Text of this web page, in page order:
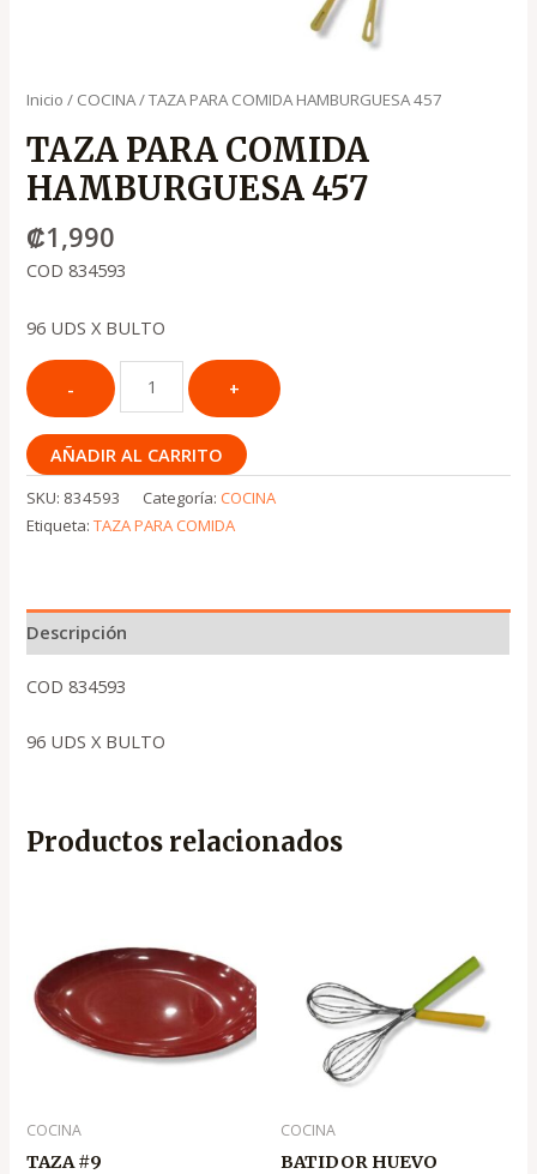
Inicio / COCINA/ TAZA PARA COMIDA HAMBURGUESA 457
TAZA PARA COMIDA
HAMBURGUESA 457
₡1,990
COD 834593
96 UDS X BULTO
AÑADIR AL CARRITO
SKU: 834593 Categoría:COCINA
Etiqueta:TAZA PARA COMIDA
Descripción
COD 834593
96 UDS X BULTO
Productos relacionados
COCINA
TAZA #9
COCINA
BATIDOR HUEVO